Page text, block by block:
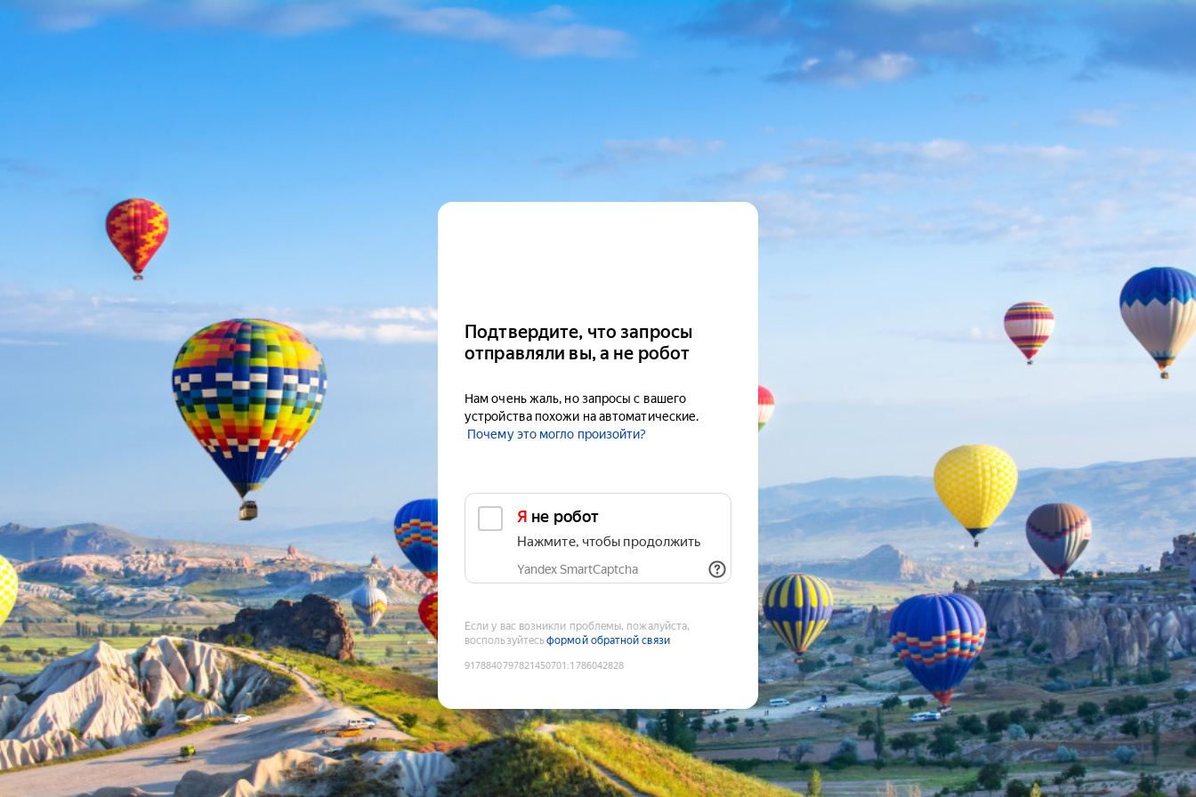
Подтвердите, что запросы
отправляли вы, а не робот
Нам очень жаль, но запросы с вашего
устройства похожи на автоматические.
Почему это могло произойти?
Я не робот
Нажмите, чтобы продолжить
Yandex SmartCaptcha
Если у вас возникли проблемы, пожалуйста,
воспользуйтесьформой обратной связи
9178840797821450701 :1786042828